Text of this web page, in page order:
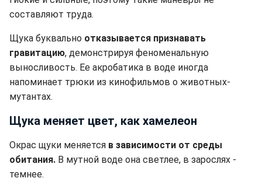
составляют труда.
Щука буквально отказывается признавать
гравитацию, демонстрируя феноменальную
выносливость. Ее акробатика в воде иногда
напоминает трюки из кинофильмов о животных-
мутантах.
Щука меняет цвет, как хамелеон
Окрас щуки меняется в зависимости от среды
обитания. В мутной воде она светлее, в зарослях -
темнее.